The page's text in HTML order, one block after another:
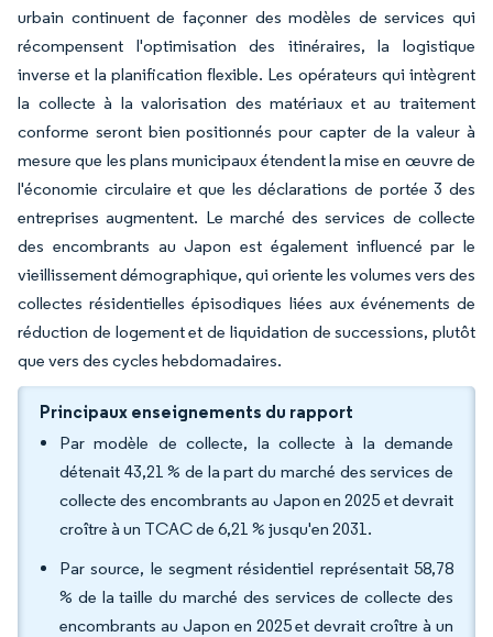
urbain continuent de façonner des modèles de services qui
récompensent l'optimisation des itinéraires, la logistique
inverse et la planification flexible. Les opérateurs qui intègrent
la collecte à la valorisation des matériaux et au traitement
conforme seront bien positionnés pour capter de la valeur à
mesure que les plans municipaux étendent la mise en œuvre de
l'économie circulaire et que les déclarations de portée 3 des
entreprises augmentent. Le marché des services de collecte
des encombrants au Japon est également influencé par le
vieillissement démographique, qui oriente les volumes vers des
collectes résidentielles épisodiques liées aux événements de
réduction de logement et de liquidation de successions, plutôt
que vers des cycles hebdomadaires.
Principaux enseignements du rapport
Par modèle de collecte, la collecte à la demande
détenait 43,21 % de la part du marché des services de
collecte des encombrants au Japon en 2025 et devrait
croître à un TCAC de 6,21 % jusqu'en 2031.
Par source, le segment résidentiel représentait 58,78
% de la taille du marché des services de collecte des
encombrants au Japon en 2025 et devrait croître à un